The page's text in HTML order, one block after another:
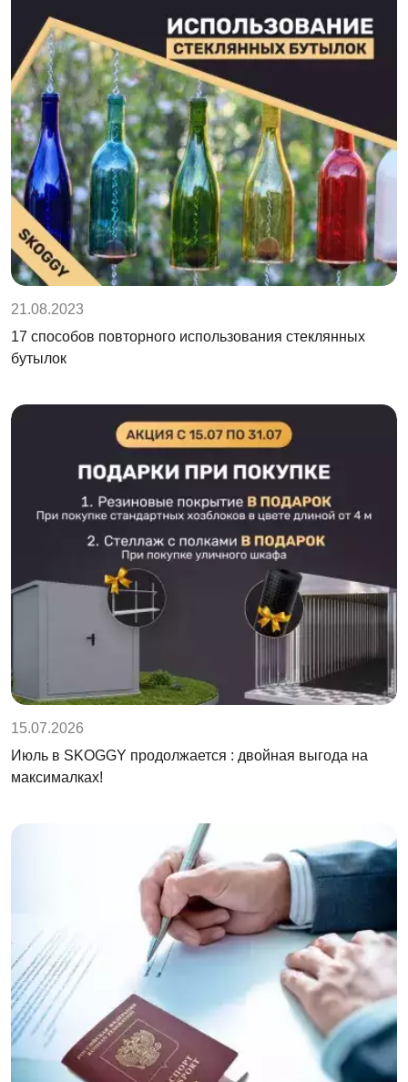
21.08.2023
17 способов повторного использования стеклянных
бутылок
15.07.2026
Июль в SKOGGY продолжается : двойная выгода на
максималках!